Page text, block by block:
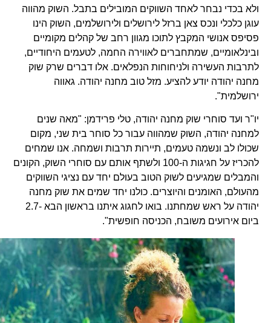
ולא בכדי נבחר לאחד השווקים המובילים בתבל. השוק מהווה
עוגן כלכלי ונכס צאן ברזל לירושלים ולירושלמים, השוק הינו
פסיפס אנושי המקבץ לתוכו מגוון רחב של קהלים מקומיים
ובינלאומיים, שמתחברים לאווירה החמה, לטעמים היחודיים,
לתרבות העשירה ולניחוחות הנפלאים. אלו דברים שרק שוק
מחנה יהודה יודע להציע. מזל טוב מחנה יהודה. גאווה
ירושלמית".
יו"ר ועד סוחרי שוק מחנה יהודה, טלי פרידמן: "מאה שנים
למחנה יהודה, השוק שמהווה עבור כל סוחר בית שני, מקום
שכולו לב ונשמה טעמים, תיירות תרבות ושמחה. אנו שמחים
להכריז על חגיגות ה-100 ולשתף אותם עם סוחרי השוק, הקונים
והמבלים שמגיעים לשוק הטוב בעולם יחד עם נציגי השווקים
מהעולם, האומנים והיוצרים. כולנו יחד שמים את שוק מחנה
יהודה על ראש שמחתנו. בואו לחגוג איתנו בראשון הבא -2.7
ביום אירועים משובח, הכניסה חופשית".